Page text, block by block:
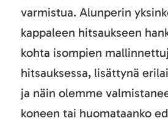
varmistua. Alunperin
kappaleen hitsaukseen
kohta isompien
hitsauksessa, lisättynä
ja näin olemme
koneen tai huomataanko